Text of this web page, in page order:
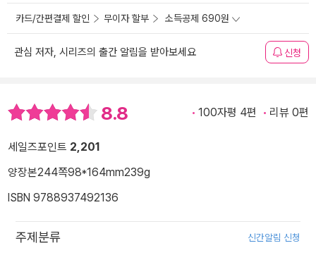
카드/간편결제 할인 무이자 할부 소득공제 690원
관심 저자, 시리즈의 출간 알림을 받아보세요 신청
8.8 100자평 4편 리뷰 0편
세일즈포인트 2,201
양장본244쪽98*164mm239g
ISBN 9788937492136
주제분류 신간알림 신청